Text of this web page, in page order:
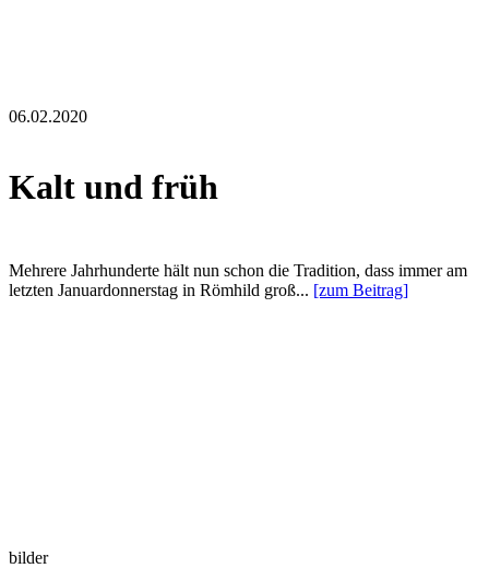
06.02.2020
Kalt und früh
Mehrere Jahrhunderte hält nun schon die Tradition, dass immer am
letzten Januardonnerstag in Römhild groß... [zum Beitrag]
bilder